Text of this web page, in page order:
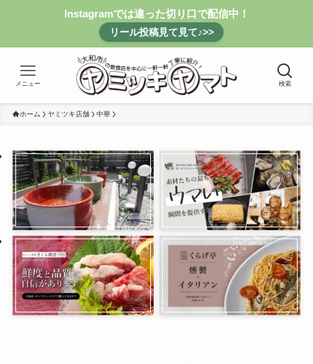
Instagramでは違った切り口で配信中！
リール投稿見て見て♪>>
検索
メニュー
ホーム ヤミツキ店舗 中華